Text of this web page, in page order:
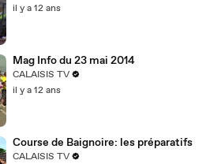
il y a 12 ans
Mag Info du 23 mai 2014
CALAISIS TV
il y a 12 ans
Course de Baignoire: les préparatifs
CALAISIS TV